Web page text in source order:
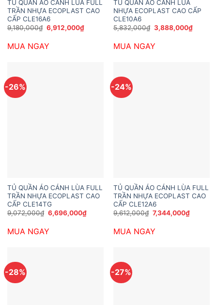
TỦ QUẦN ÁO CÁNH LÙA FULL
TRẦN NHỰA ECOPLAST CAO
CẤP CLE16A6
9,180,000₫ Giá
gốc
9,180,000₫.
6,912,000₫Giá
hiện
MUA NGAY
TỦ QUẦN ÁO CÁNH LÙA
NHỰA ECOPLAST CAO CẤP
CLE10A6
5,832,000₫ Giá
gốc
5,832,000₫.
3,888,000₫Giá
hiện
MUA NGAY
-26%
TỦ QUẦN ÁO CÁNH LÙA FULL
TRẦN NHỰA ECOPLAST CAO
CẤP CLE14TG
9,072,000₫ Giá
gốc
9,072,000₫.
6,696,000₫Giá
hiện
MUA NGAY
-24%
TỦ QUẦN ÁO CÁNH LÙA FULL
TRẦN NHỰA ECOPLAST CAO
CẤP CLE12A6
9,612,000₫ Giá
gốc
9,612,000₫.
7,344,000₫Giá
hiện
MUA NGAY
-28% -27%